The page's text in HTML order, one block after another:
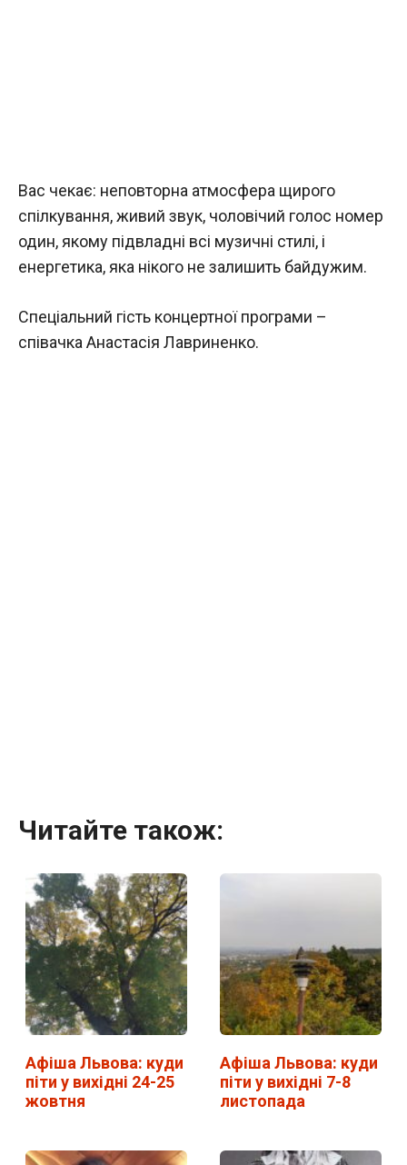
Вас чекає: неповторна атмосфера щирого
спілкування, живий звук, чоловічий голос номер
один, якому підвладні всі музичні стилі, і
енергетика, яка нікого не залишить байдужим.
Спеціальний гість концертної програми –
співачка Анастасія Лавриненко.
Читайте також:
Афіша Львова: куди
піти у вихідні 24-25
жовтня
Афіша Львова: куди
піти у вихідні 7-8
листопада